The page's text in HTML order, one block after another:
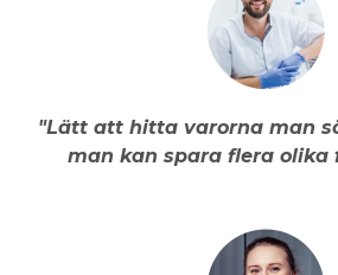
"Lätt att hitta varorna man
man kan spara flera olika